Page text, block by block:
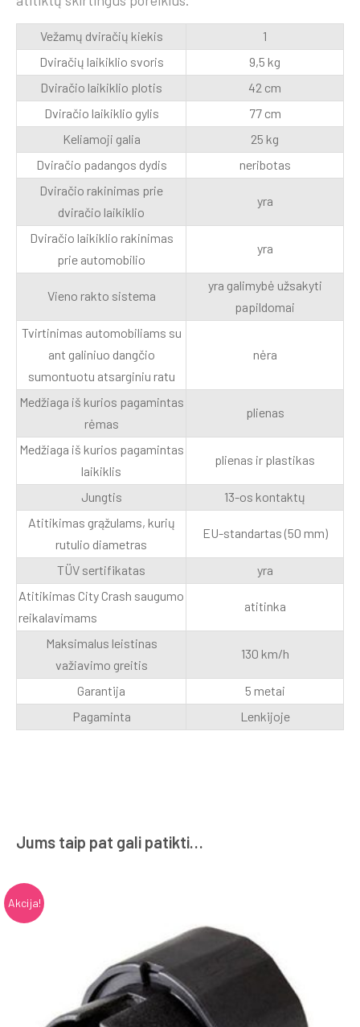
Vežamų dviračių kiekis
1
Dviračių laikiklio svoris
9,5 kg
Dviračio laikiklio plotis
42 cm
Dviračio laikiklio gylis
77 cm
Keliamoji galia
25 kg
Dviračio padangos dydis
neribotas
Dviračio rakinimas prie
dviračio laikiklio
yra
Dviračio laikiklio rakinimas
prie automobilio
yra
Vieno rakto sistema
yra galimybė užsakyti
papildomai
Tvirtinimas automobiliams su
ant galiniuo dangčio
sumontuotu atsarginiu ratu
nėra
Medžiaga iš kurios pagamintas
rėmas
plienas
Medžiaga iš kurios pagamintas
laikiklis
plienas ir plastikas
Jungtis
13-os kontaktų
Atitikimas grąžulams, kurių
rutulio diametras
EU-standartas (50 mm)
TÜV sertifikatas
yra
Atitikimas City Crash saugumo
reikalavimams
atitinka
Maksimalus leistinas
važiavimo greitis
130 km/h
Garantija
5 metai
Pagaminta
Lenkijoje
Jums taip pat gali patikti…
Akcija!